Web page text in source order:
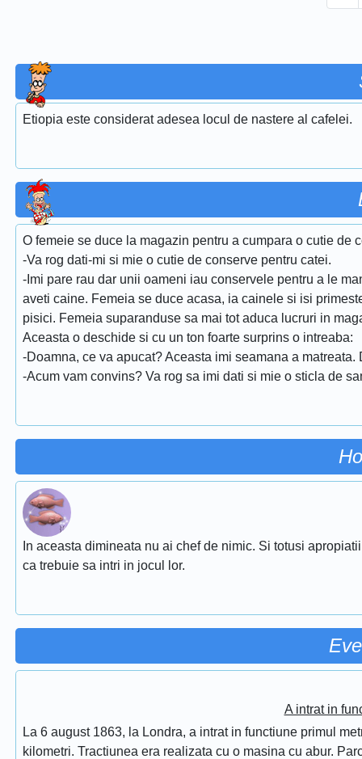
Etiopia este considerat adesea locul de nastere al cafelei.
O femeie se duce la magazin pentru a cumpara o cutie de
-Va rog dati-mi si mie o cutie de conserve pentru catei.
-Imi pare rau dar unii oameni iau conservele pentru a le
aveti caine. Femeia se duce acasa, ia cainele si isi
pisici. Femeia suparanduse sa mai tot aduca lucruri in
Aceasta o deschide si cu un ton foarte surprins o intreaba:
-Doamna, ce va apucat? Aceasta imi seamana a
-Acum vam convins? Va rog sa imi dati si mie o sticla de
In aceasta dimineata nu ai chef de nimic. Si totusi
ca trebuie sa intri in jocul lor.
A intrat in
La 6 august 1863, la Londra, a intrat in functiune primul
kilometri. Tractiunea era realizata cu o masina cu abur.